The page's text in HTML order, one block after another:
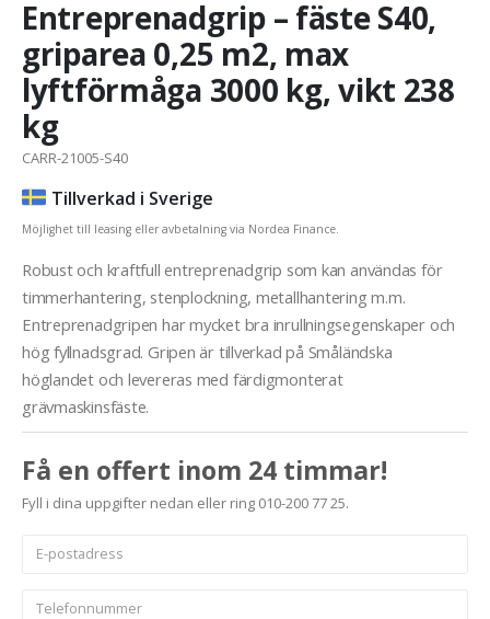
Entreprenadgrip – fäste S40,
griparea 0,25 m2, max
lyftförmåga 3000 kg, vikt 238
kg
CARR-21005-S40
Tillverkad i Sverige
Möjlighet till leasing eller avbetalning via Nordea Finance.
Robust och kraftfull entreprenadgrip som kan användas för
timmerhantering, stenplockning, metallhantering m.m.
Entreprenadgripen har mycket bra inrullningsegenskaper och
hög fyllnadsgrad. Gripen är tillverkad på Småländska
höglandet och levereras med färdigmonterat
grävmaskinsfäste.
Få en offert inom 24 timmar!
Fyll i dina uppgifter nedan eller ring 010-200 77 25.